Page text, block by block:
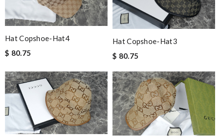
Hat Copshoe-Hat4
$ 80.75
Hat Copshoe-Hat3
$ 80.75